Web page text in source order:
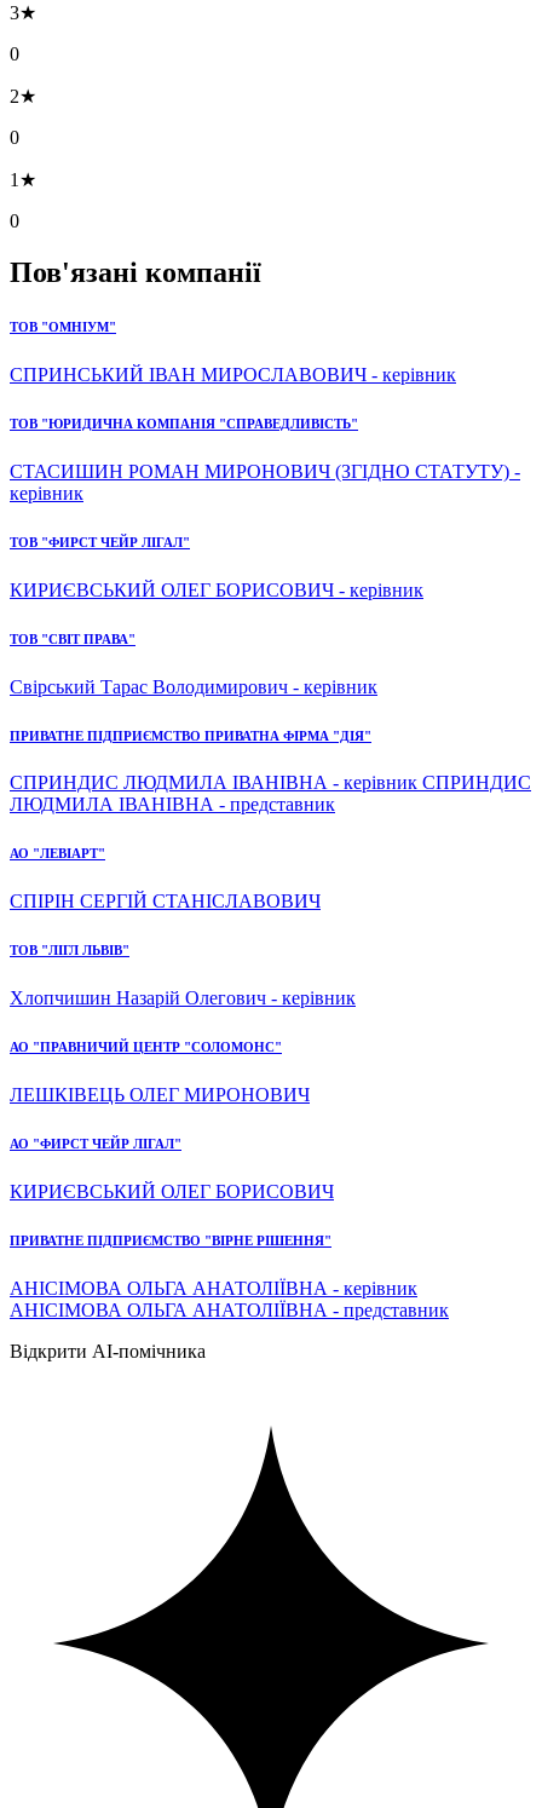
3★
0
2★
0
1★
0
Пов'язані компанії
ТОВ "ОМНІУМ"
СПРИНСЬКИЙ ІВАН МИРОСЛАВОВИЧ - керівник
ТОВ "ЮРИДИЧНА КОМПАНІЯ "СПРАВЕДЛИВІСТЬ"
СТАСИШИН РОМАН МИРОНОВИЧ (ЗГІДНО СТАТУТУ) -
керівник
ТОВ "ФИРСТ ЧЕЙР ЛІГАЛ"
КИРИЄВСЬКИЙ ОЛЕГ БОРИСОВИЧ - керівник
ТОВ "СВІТ ПРАВА"
Свірський Тарас Володимирович - керівник
ПРИВАТНЕ ПІДПРИЄМСТВО ПРИВАТНА ФІРМА "ДІЯ"
СПРИНДИС ЛЮДМИЛА ІВАНІВНА - керівник СПРИНДИС
ЛЮДМИЛА ІВАНІВНА - представник
АО "ЛЕВІАРТ"
СПІРІН СЕРГІЙ СТАНІСЛАВОВИЧ
ТОВ "ЛІГЛ ЛЬВІВ"
Хлопчишин Назарій Олегович - керівник
АО "ПРАВНИЧИЙ ЦЕНТР "СОЛОМОНС"
ЛЕШКІВЕЦЬ ОЛЕГ МИРОНОВИЧ
АО "ФИРСТ ЧЕЙР ЛІГАЛ"
КИРИЄВСЬКИЙ ОЛЕГ БОРИСОВИЧ
ПРИВАТНЕ ПІДПРИЄМСТВО "ВІРНЕ РІШЕННЯ"
АНІСІМОВА ОЛЬГА АНАТОЛІЇВНА - керівник
АНІСІМОВА ОЛЬГА АНАТОЛІЇВНА - представник
Відкрити AI-помічника